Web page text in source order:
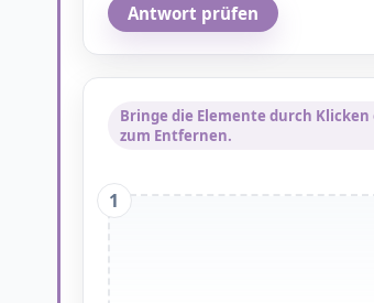
Antwort prüfen
Bringe die Elemente durch
zum Entfernen.
1